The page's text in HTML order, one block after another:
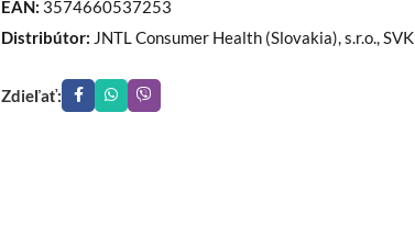
EAN: 3574660537253
Distribútor: JNTL Consumer Health (Slovakia), s.r.o., SVK
Zdieľať: